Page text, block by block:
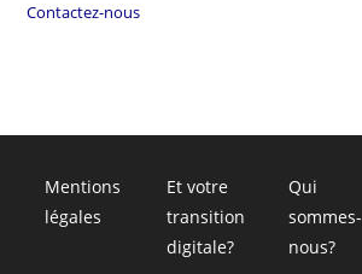
Contactez-nous
Mentions
légales
Et votre
transition
digitale?
Qui
sommes-
nous?